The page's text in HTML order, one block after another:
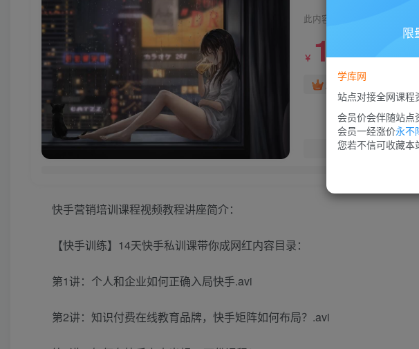
此内容为付费资源，请付费后
￥ 10￥88
超级会员免费
快手营销培训课程视频教程讲座简介：
【快手训练】14天快手私训课带你成网红内容目录：
第1讲：个人和企业如何正确入局快手.avi
第2讲：知识付费在线教育品牌，快手矩阵如何布局？.avi
限
学库网
站点对接全网课程
会员价会伴随站点
会员一经涨价永不
您若不信可收藏本